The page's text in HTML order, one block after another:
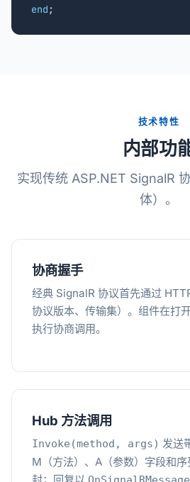
end ;
技术特性
内部功
实现传统 ASP.NET SignalR
体）。
协商握手
经典 SignalR 协议首先通过
协议版本、传输集）。组件在打
执行协商调用。
Hub 方法调用
Invoke(method, args) 发送
M（方法）、A（参数）字段和